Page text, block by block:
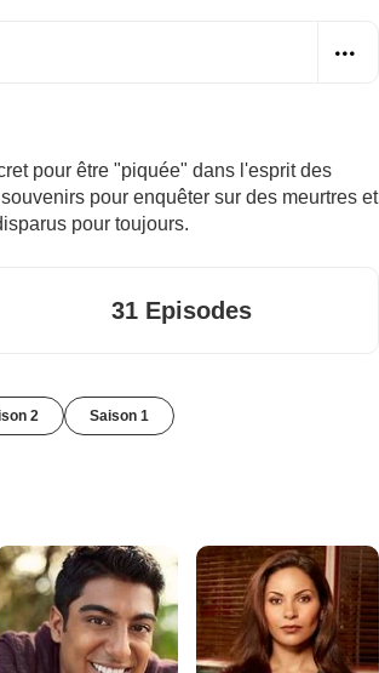
pour être "piquée" dans l'esprit des
pour enquêter sur des meurtres et
pour toujours.
31 Episodes
2 Saison 1